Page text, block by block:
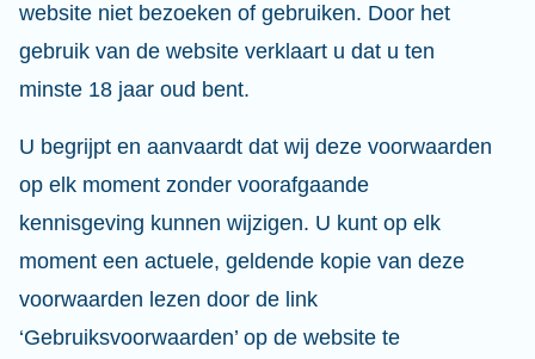
website niet bezoeken of gebruiken. Door het
gebruik van de website verklaart u dat u ten
minste 18 jaar oud bent.
U begrijpt en aanvaardt dat wij deze voorwaarden
op elk moment zonder voorafgaande
kennisgeving kunnen wijzigen. U kunt op elk
moment een actuele, geldende kopie van deze
voorwaarden lezen door de link
‘Gebruiksvoorwaarden’ op de website te